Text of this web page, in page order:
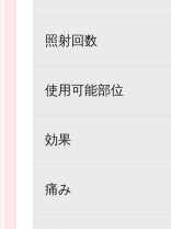
照射回数
使用可能部位
効果
痛み